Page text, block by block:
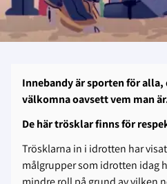
Innebandy är sporten för alla,
välkomna oavsett vem man
De här trösklar finns för
Trösklarna in i idrotten har
målgrupper som idrotten idag